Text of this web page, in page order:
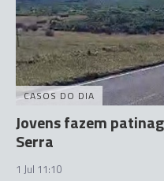
CASOS DO DIA
Jovens fazem
Serra
1 Jul 11:10